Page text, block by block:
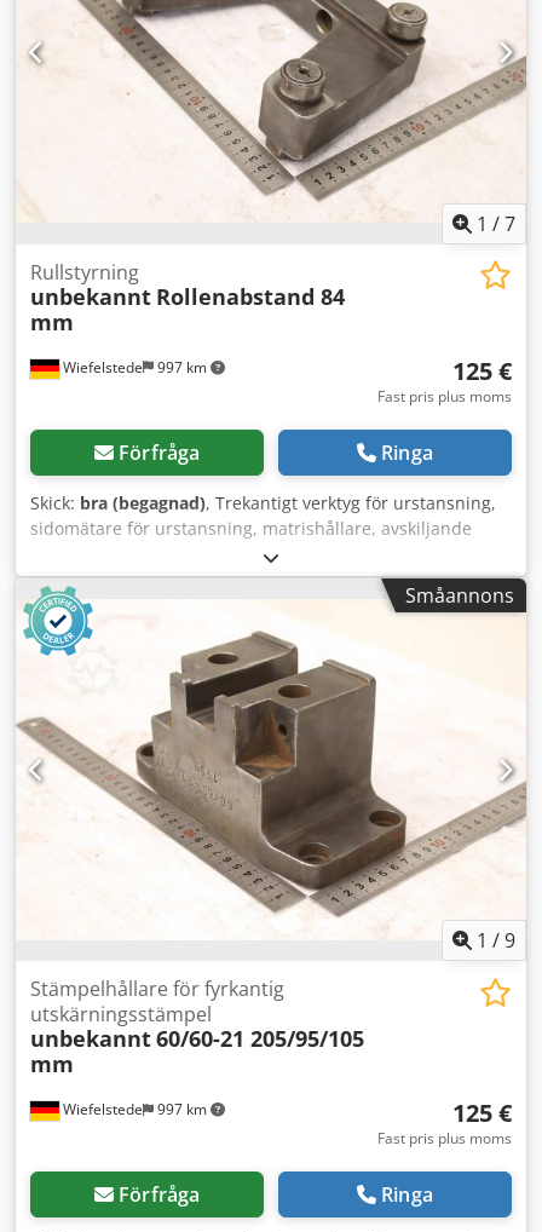
glidstycke: 560 × 370 mm Codpfozktuaox Aflerf Bordsyta:
250 × 220 mm Tillverkningsland: Kina Vikt: 800 kg.
Användningsområde: Pressen ALP-25J är lämplig för:
pressning, stansning, böjning och formning av
metalldetaljer; mindre pressningsoperationer vid
tillverkning av verktyg, metallkonstruktioner och bildelar;
arbete med tunna och medeltjocka metallplåtar. Om du
har några ytterligare frågor, besvarar vi dem gärna.
1 /7
Wiefelstede 997 km
Rullstyrning
unbekannt Rollenabstand 84
mm
125 €
Fast pris plus moms
Förfråga Ringa
Skick: bra (begagnad), Trekantigt verktyg för urstansning,
sidomätare för urstansning, matrishållare, avskiljande
verktyg, stansverktyg, stans, stansmatris, verktyg för
urstansning av hörn, stansverktyg, fyrkantigt verktyg för
urstansning, stansverktyg, verktyg för urstansning -
Rullstyrning: för profilstålssax, plåtsax ... -Rullavstånd: ca
84 mm Csdpfx Afoznu Atslorf -Mått: se bilder -
Dimensioner: 245/143/H70 mm -Vikt: 5,4 kg
Småannons
1 /9
Wiefelstede 997 km
Stämpelhållare för fyrkantig
utskärningsstämpel
unbekannt60/60-21 205/95/105
mm
125 €
Fast pris plus moms
Förfråga Ringa